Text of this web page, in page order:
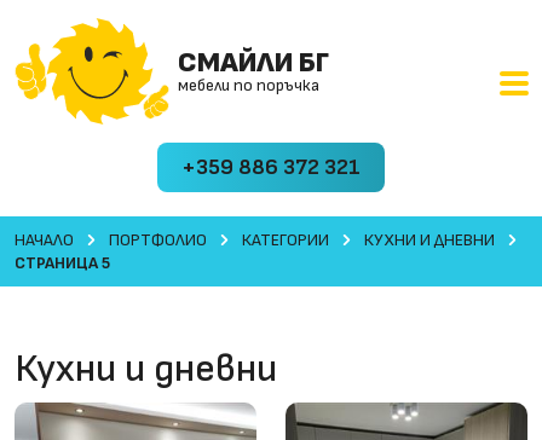
СМАЙЛИ БГ
мебели по поръчка
+359 886 372 321
НАЧАЛО ПОРТФОЛИО КАТЕГОРИИ
КУХНИ И ДНЕВНИ
СТРАНИЦА 5
Кухни и дневни